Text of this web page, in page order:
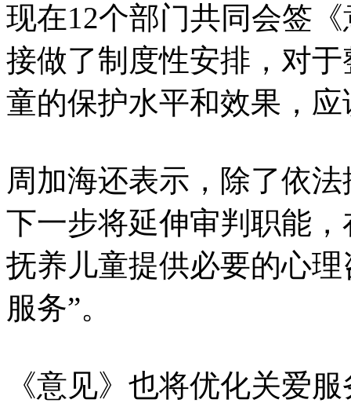
现在12个部门共同会签
接做了制度性安排，对
童的保护水平和效果，
周加海还表示，除了依
下一步将延伸审判职能
抚养儿童提供必要的心
服务”。
《意见》也将优化关爱